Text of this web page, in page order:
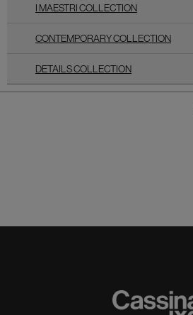
I MAESTRI COLLECTION
CONTEMPORARY COLLECTION
DETAILS COLLECTION